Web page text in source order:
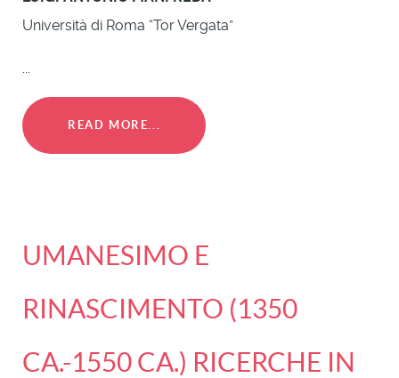
Università di Roma “Tor Vergata”
READ MORE...
UMANESIMO E
RINASCIMENTO (1350
CA.-1550 CA.) RICERCHE IN